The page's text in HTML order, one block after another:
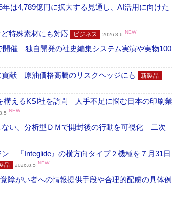
は4,789億円に拡大する見通し、AI活用に向けた
特殊素材にも対応 ビジネス 2026.8.6 NEW
催 独自開発の社史編集システム実演や実物100
献 原油価格高騰のリスクヘッジにも 新製品
構えるKSI社を訪問 人手不足に悩む日本の印刷業
NEW
い。分析型ＤＭで開封後の行動を可視化 二次
『Integlide』の横方向タイプ２機種を７月31日
品 2026.8.5 NEW
がい者への情報提供手段や合理的配慮の具体例